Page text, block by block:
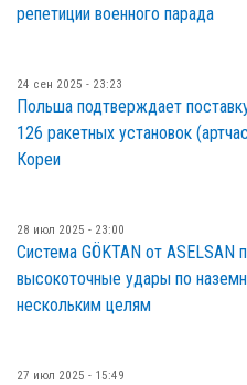
репетиции военного парада
24 сен 2025 - 23:23
Польша подтверждает
126 ракетных установок
Кореи
28 июл 2025 - 23:00
Система GÖKTAN от ASELSAN
высокоточные удары по
нескольким целям
27 июл 2025 - 15:49